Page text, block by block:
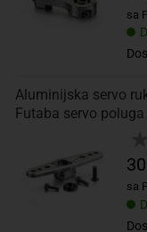
sa
Aluminijska servo
Futaba servo
sa